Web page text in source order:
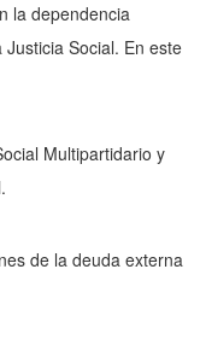
la dependencia
Social. En este
Multipartidario y
de la deuda externa